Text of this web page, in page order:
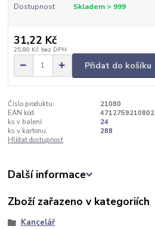
Dostupnost Skladem > 999
31,22 Kč
25,80 Kč bez DPH
Přidat do košíku
Číslo produktu:
21080
EAN kód:
4712759210802
ks v balení:
24
ks v kartonu:
288
Hlídat dostupnost
Další informace
Zboží zařazeno v kategoriích
Kancelář